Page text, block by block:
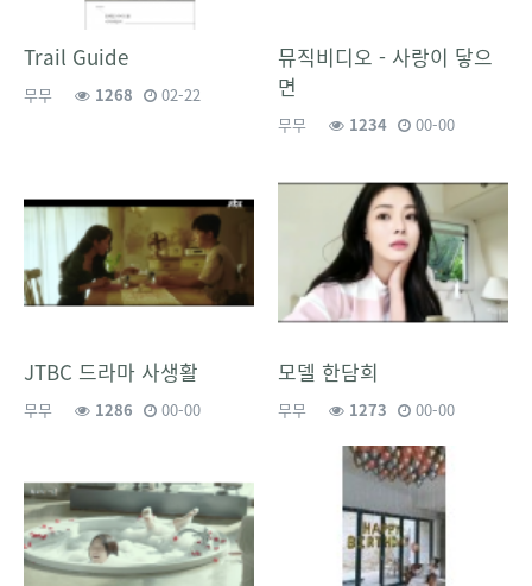
Trail Guide
무무 1268 02-22
뮤직비디오 - 사랑이 닿으
면
무무 1234 00-00
JTBC 드라마 사생활
무무 1286 00-00
모델 한담희
무무 1273 00-00